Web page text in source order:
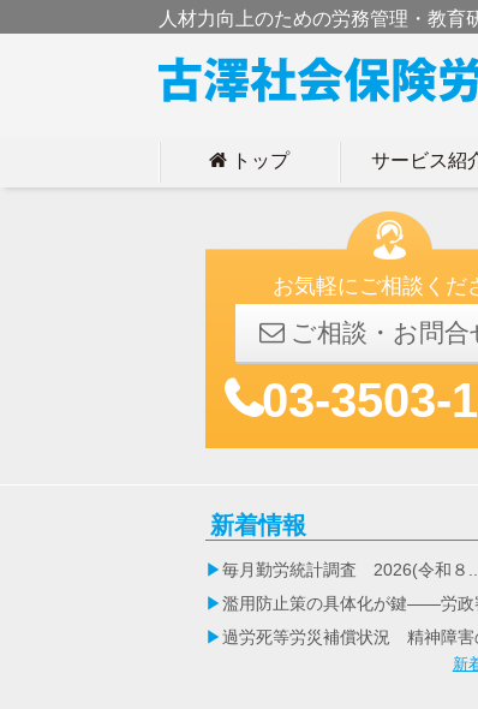
人材力向上のための労務管理・教育
hトップ サービス紹
お気軽にご相談くだ
ご相談・お問合
03-3503-
新着情報
毎月勤労統計調査 2026(令和８...
濫用防止策の具体化が鍵――労政
過労死等労災補償状況 精神障害
新